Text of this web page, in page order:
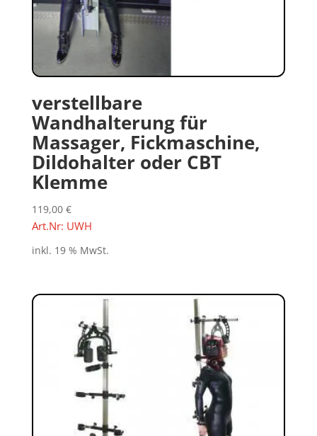
verstellbare
Wandhalterung für
Massager, Fickmaschine,
Dildohalter oder CBT
Klemme
119,00 €
Art.Nr: UWH
inkl. 19 % MwSt.